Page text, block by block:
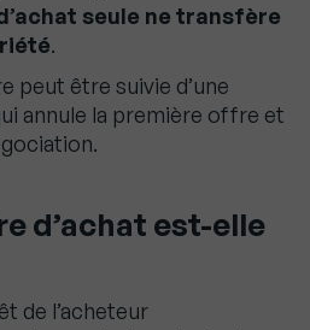
seule ne transfère
.
peut être suivie d’une
annule la première offre et
d’achat est-elle
de l’acheteur